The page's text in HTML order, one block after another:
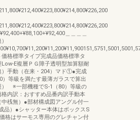
＿＿＿＿
格標準タイプ完成品価格標準タ
E複層ＰＧ障子透明型加算額耐
）手動（在来・204）マド①●完成
等級を満たす最薄ガラスで算出
） ※一部機種でS-1（80）等級の
内訳：おすすめ品番内訳手動本
桟無）●部材構成図アングル付一
品）●シャッター本体はボックスS
格はサーモス専用のグレチャン付